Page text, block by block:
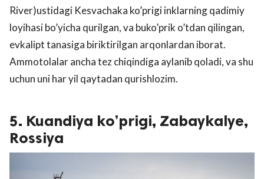
River)ustidagi Kesvachaka ko’prigi inklarning qadimiy
loyihasi bo’yicha qurilgan, va buko’prik o’tdan qilingan,
evkalipt tanasiga biriktirilgan arqonlardan iborat.
Ammotolalar ancha tez chiqindiga aylanib qoladi, va shu
uchun uni har yil qaytadan qurishlozim.
5. Kuandiya ko’prigi, Zabaykalye,
Rossiya